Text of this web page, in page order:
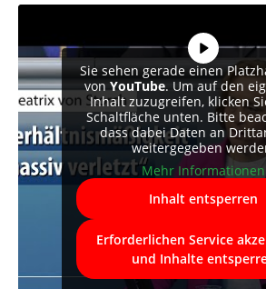
Sie sehen gerade einen
von YouTube. Um auf den
Inhalt zuzugreifen, klicken
Schaltfläche unten. Bitte
dass dabei Daten an
weitergegeben
Mehr Informationen
Inhalt entsperren
Erforderlichen Service
und Inhalte